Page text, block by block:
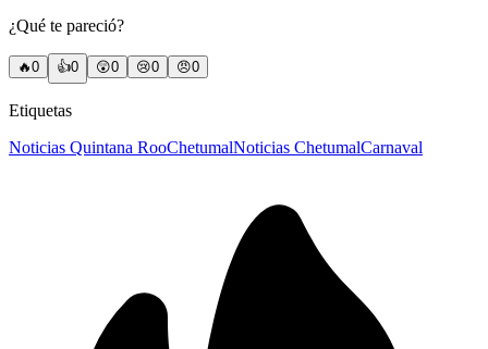
¿Qué te pareció?
🔥0 👍0 😲0 😢0 😠0
Etiquetas
Noticias Quintana RooChetumalNoticias ChetumalCarnaval